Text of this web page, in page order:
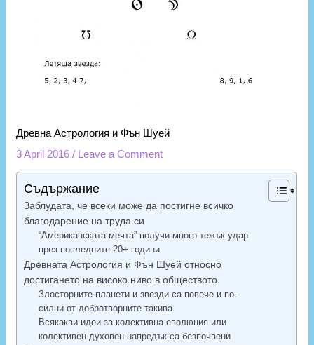
Древна Астрология и Фън Шуей
3 April 2016/ Leave a Comment
Съдържание
Заблудата, че всеки може да постигне всичко
благодарение на труда си
“Американската мечта” получи много тежък удар
през последните 20+ години
Древната Астрология и Фън Шуей относно
достигането на високо ниво в обществото
Злосторните планети и звезди са повече и по-
силни от добротворните такива
Всякакви идеи за колективна еволюция или
колективен духовен напредък са безпочвени